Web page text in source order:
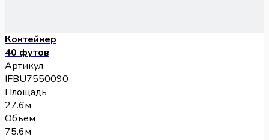
Контейнер
40 футов
Артикул
IFBU7550090
Площадь
27.6м
Объем
75.6м